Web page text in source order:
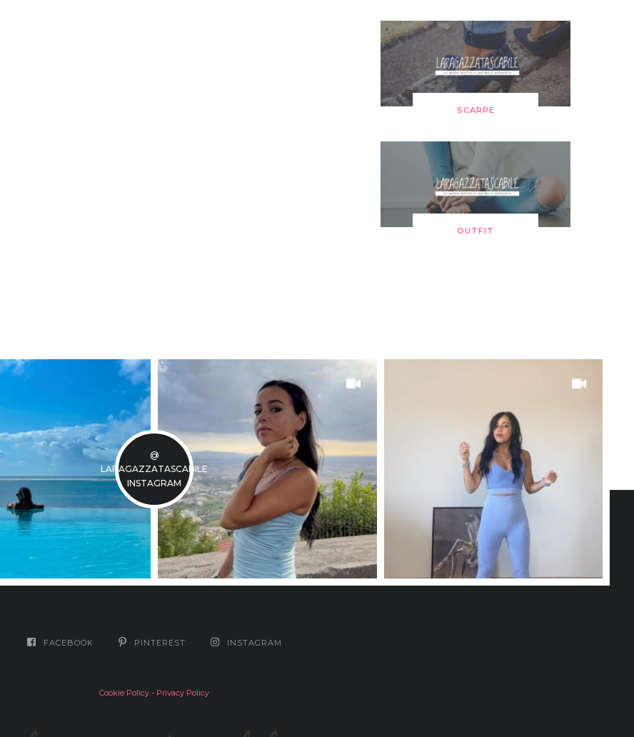
SCARPE
OUTFIT
@
LARAGAZZATASCABILE
INSTAGRAM
FACEBOOK PINTEREST INSTAGRAM
Cookie Policy - Privacy Policy